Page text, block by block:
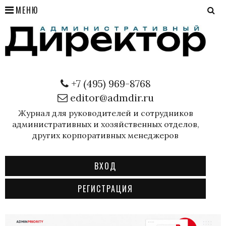
МЕНЮ
+7 (495) 969-8768
editor@admdir.ru
Журнал для руководителей и сотрудников
административных и хозяйственных отделов,
других корпоративных менеджеров
ВХОД
РЕГИСТРАЦИЯ